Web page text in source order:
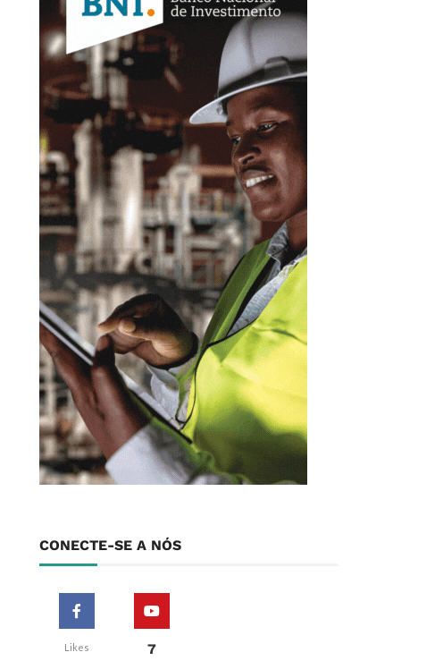
CONECTE-SE A NÓS
Likes 7